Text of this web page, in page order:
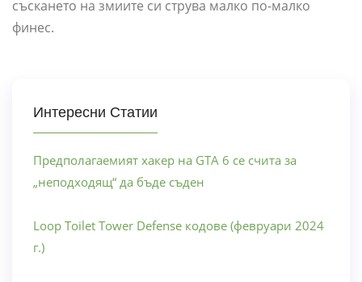
съскането на змиите си струва малко по-малко
финес.
Интересни Статии
Предполагаемият хакер на GTA 6 се счита за
„неподходящ“ да бъде съден
Loop Toilet Tower Defense кодове (февруари 2024
г.)